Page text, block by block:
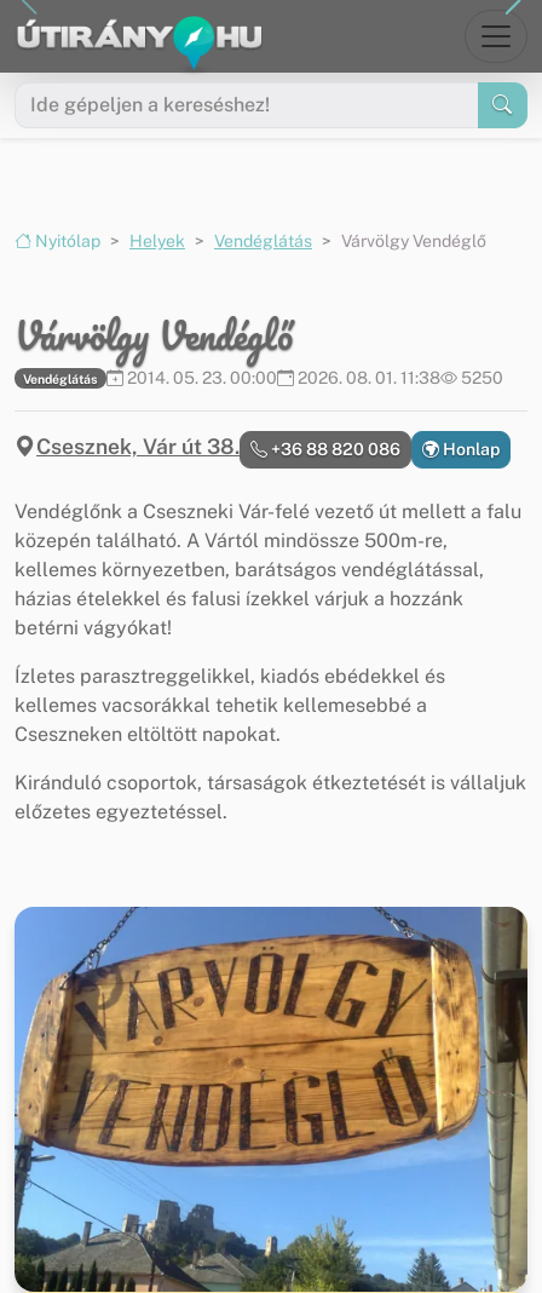
Ugrás a menüre
Ugrás a tartalomra
Nyitólap Helyek Vendéglátás Várvölgy Vendéglő
Várvölgy Vendéglő
Vendéglátás 2014. 05. 23. 00:00 2026. 08. 01. 11:38 5250
Csesznek, Vár út 38. +36 88 820 086 Honlap
Vendéglőnk a Cseszneki Vár-felé vezető út mellett a falu
közepén található. A Vártól mindössze 500m-re,
kellemes környezetben, barátságos vendéglátással,
házias ételekkel és falusi ízekkel várjuk a hozzánk
betérni vágyókat!
Ízletes parasztreggelikkel, kiadós ebédekkel és
kellemes vacsorákkal tehetik kellemesebbé a
Cseszneken eltöltött napokat.
Kiránduló csoportok, társaságok étkeztetését is vállaljuk
előzetes egyeztetéssel.